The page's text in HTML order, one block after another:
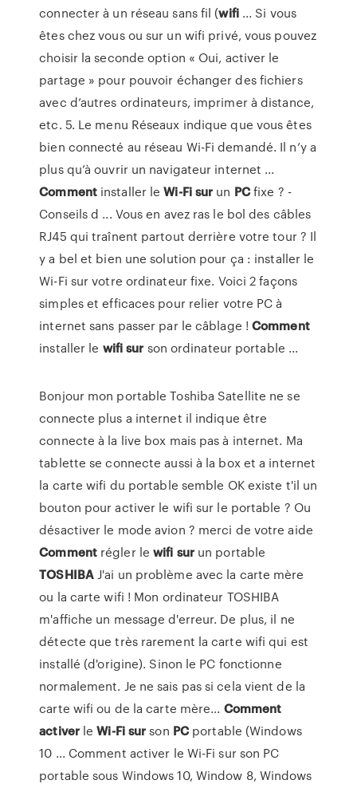
connecter à un réseau sans fil (wifi... Si vous
êtes chez vous ou sur un wifi privé, vous pouvez
choisir la seconde option « Oui, activer le
partage » pour pouvoir échanger des fichiers
avec d’autres ordinateurs, imprimer à distance,
etc. 5. Le menu Réseaux indique que vous êtes
bien connecté au réseau Wi-Fi demandé. Il n’y a
plus qu’à ouvrir un navigateur internet ...
Commentinstaller leWi-Fisur un PCfixe ? -
Conseils d ... Vous en avez ras le bol des câbles
RJ45 qui traînent partout derrière votre tour ? Il
y a bel et bien une solution pour ça : installer le
Wi-Fi sur votre ordinateur fixe. Voici 2 façons
simples et efficaces pour relier votre PC à
internet sans passer par le câblage !Comment
installer le wifisur son ordinateur portable ...
Bonjour mon portable Toshiba Satellite ne se
connecte plus a internet il indique être
connecte à la live box mais pas à internet. Ma
tablette se connecte aussi à la box et a internet
la carte wifi du portable semble OK existe t'il un
bouton pour activer le wifi sur le portable ? Ou
désactiver le mode avion ? merci de votre aide
Commentrégler lewifi surun portable
TOSHIBAJ'ai un problème avec la carte mère
ou la carte wifi ! Mon ordinateur TOSHIBA
m'affiche un message d'erreur. De plus, il ne
détecte que très rarement la carte wifi qui est
installé (d'origine). Sinon le PC fonctionne
normalement. Je ne sais pas si cela vient de la
carte wifi ou de la carte mère... Comment
activerleWi-Fisurson PCportable (Windows
10 ... Comment activer le Wi-Fi sur son PC
portable sous Windows 10, Window 8, Windows